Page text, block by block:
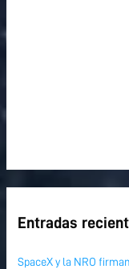
Entradas
SpaceX y la NRO